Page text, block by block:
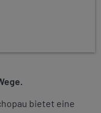
bietet eine